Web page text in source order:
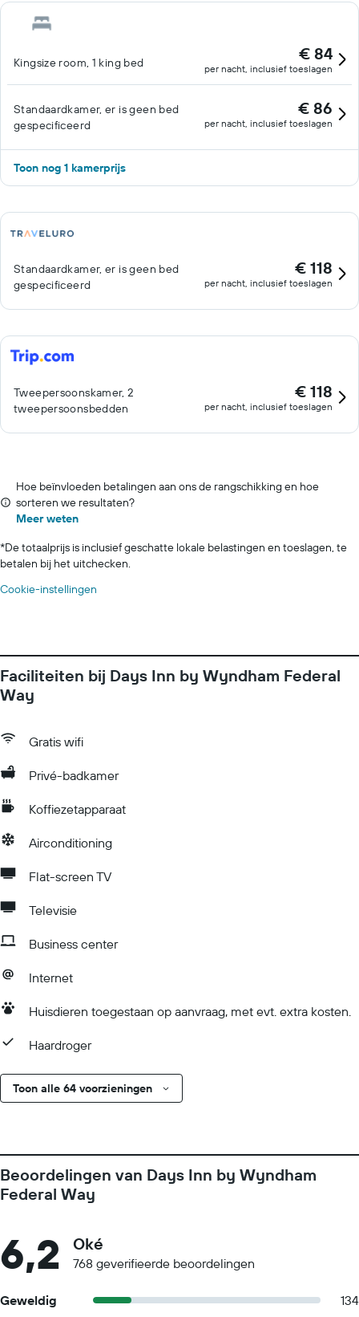
Kingsize room, 1 king bed € 84
per nacht, inclusief toeslagen
Standaardkamer, er is geen bed
gespecificeerd
€ 86
per nacht, inclusief toeslagen
Toon nog 1 kamerprijs
Standaardkamer, er is geen bed
gespecificeerd
€ 118
per nacht, inclusief toeslagen
Tweepersoonskamer, 2
tweepersoonsbedden
€ 118
per nacht, inclusief toeslagen
Hoe beïnvloeden betalingen aan ons de rangschikking en hoe
sorteren we resultaten?
Meer weten
*De totaalprijs is inclusief geschatte lokale belastingen en toeslagen, te
betalen bij het uitchecken.
Cookie-instellingen
Faciliteiten bij Days Inn by Wyndham Federal
Way
Gratis wifi
Privé-badkamer
Koffiezetapparaat
Airconditioning
Flat-screen TV
Televisie
Business center
Internet
Huisdieren toegestaan op aanvraag, met evt. extra kosten.
Haardroger
Toon alle 64 voorzieningen
Beoordelingen van Days Inn by Wyndham
Federal Way
6,2 Oké
768 geverifieerde beoordelingen
Geweldig
134